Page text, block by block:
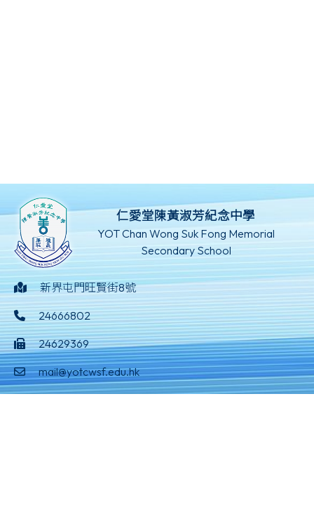
仁愛堂陳黃淑芳紀念中學
YOT Chan Wong Suk Fong Memorial
Secondary School
新界屯門旺賢街8號
24666802
24629369
mail@yotcwsf.edu.hk